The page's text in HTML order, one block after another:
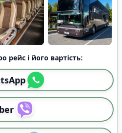
рейс і його вартість: